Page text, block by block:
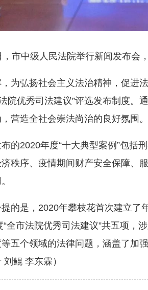
中级人民法院举行新闻发布会，
弘扬社会主义法治精神，促进法
院优秀司法建议”评选发布制度
营造全社会崇法尚治的良好氛围。
2020年度“十大典型案例”包括刑
秩序、疫情期间财产安全保障、
是，2020年攀枝花首次建立了年
“全市法院优秀司法建议”共五项，
五个领域的法律问题，涵盖了加
鲲 李东霖）